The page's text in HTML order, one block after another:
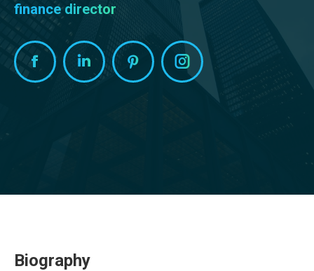
finance director
FacebookLinkedinPinterestInstagram
Biography